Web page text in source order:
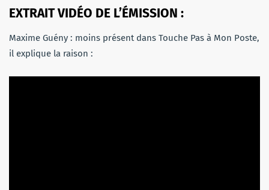
EXTRAIT VIDÉO DE L’ÉMISSION :
Maxime Guény : moins présent dans Touche Pas à Mon Poste,
il explique la raison :